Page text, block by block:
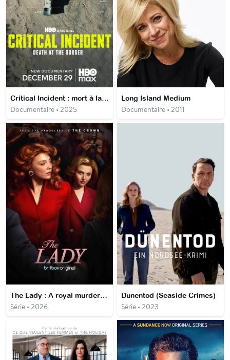
Critical Incident : mort à la frontière
Documentaire • 2025
Long Island Medium
Documentaire • 2011
The Lady : A royal murder scandal
Série • 2026
Dünentod (Seaside Crimes)
Série • 2023